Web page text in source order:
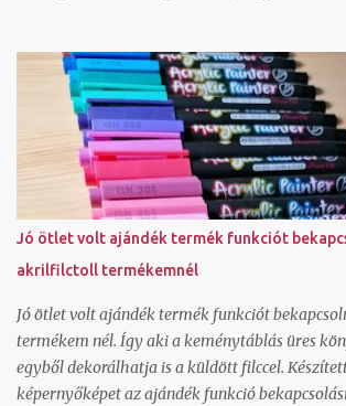
tesztelni olvasói szemmel egy-egy online
javaslatot tenni, hogy mit módosítsd ahhoz,
működjön canva képszerkesztő program alap
tudjuk nézni és rájössz ezután hogy jé, ez
általad használt grafikai programban tudlak
olyan pdf-et, ami a nyomdai céloknak megfelel
weboldal és webáruház technikai kérdését
ha még csak most tervezel vállalkozást
a szempontokat, amit érdemes mérlegelned ha
ajándékötletet keresel, el tudlak halmozni és
alatt meg tud...
Jó ötlet volt ajándék termék funkciót
akrilfilctoll termékemnél
Jó ötlet volt ajándék termék funkciót
termékem nél. Így aki a keménytáblás üres
egyből dekorálhatja is a küldött filccel.
képernyőképet az ajándék funkció